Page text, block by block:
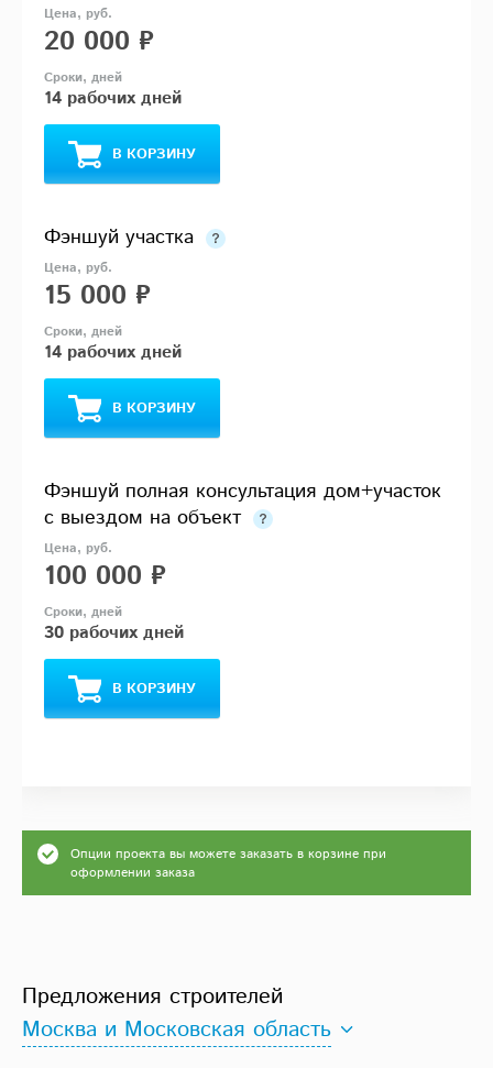
20 000 ₽
14 рабочих дней
В КОРЗИНУ
Фэншуй участка
15 000 ₽
14 рабочих дней
В КОРЗИНУ
Фэншуй полная консультация дом+участок
с выездом на объект
100 000 ₽
30 рабочих дней
В КОРЗИНУ
Опции проекта вы можете заказать в корзине при
оформлении заказа
Предложения строителей
Москва и Московская область